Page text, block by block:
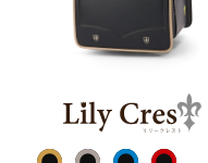
っぽさを伝えたいお子
の選び方